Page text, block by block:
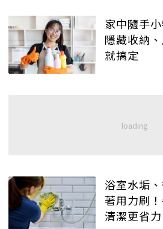
家中隨手
隱藏收納
就搞定
浴室水垢
著用力刷
清潔更省力